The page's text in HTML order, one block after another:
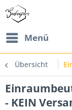
Menü
Übersicht
- KEIN